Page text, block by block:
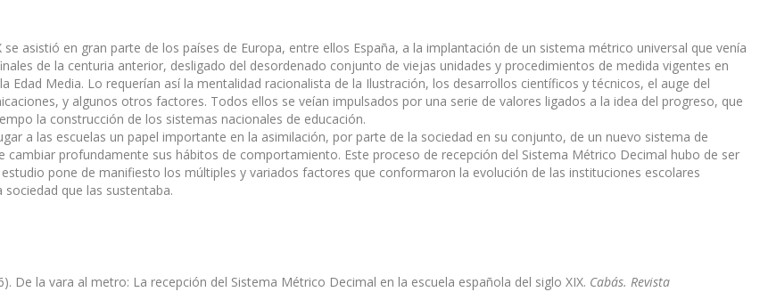
se asistió en gran parte de los países de Europa, entre ellos España, a la implantación de un sistema métrico universal que venía
de la centuria anterior, desligado del desordenado conjunto de viejas unidades y procedimientos de medida vigentes en
Edad Media. Lo requerían así la mentalidad racionalista de la Ilustración, los desarrollos científicos y técnicos, el auge del
y algunos otros factores. Todos ellos se veían impulsados por una serie de valores ligados a la idea del progreso, que
la construcción de los sistemas nacionales de educación.
a las escuelas un papel importante en la asimilación, por parte de la sociedad en su conjunto, de un nuevo sistema de
cambiar profundamente sus hábitos de comportamiento. Este proceso de recepción del Sistema Métrico Decimal hubo de ser
pone de manifiesto los múltiples y variados factores que conformaron la evolución de las instituciones escolares
sociedad que las sustentaba.
De la vara al metro: La recepción del Sistema Métrico Decimal en la escuela española del siglo XIX. Cabás. Revista